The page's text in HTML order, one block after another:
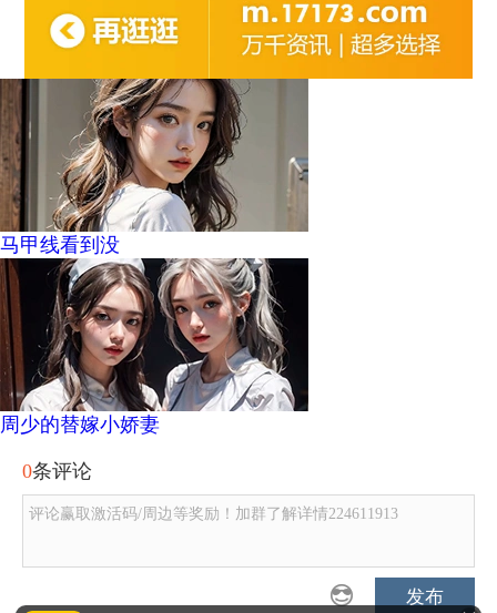
马甲线看到没
周少的替嫁小娇妻
0条评论
评论赢取激活码/周边等奖励！加群了解详情224611913
发布